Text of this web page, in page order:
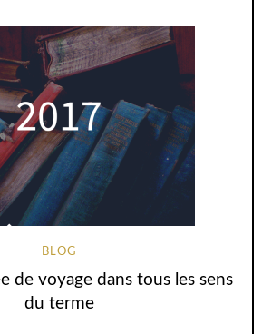
BLOG
de voyage dans tous les sens
du terme